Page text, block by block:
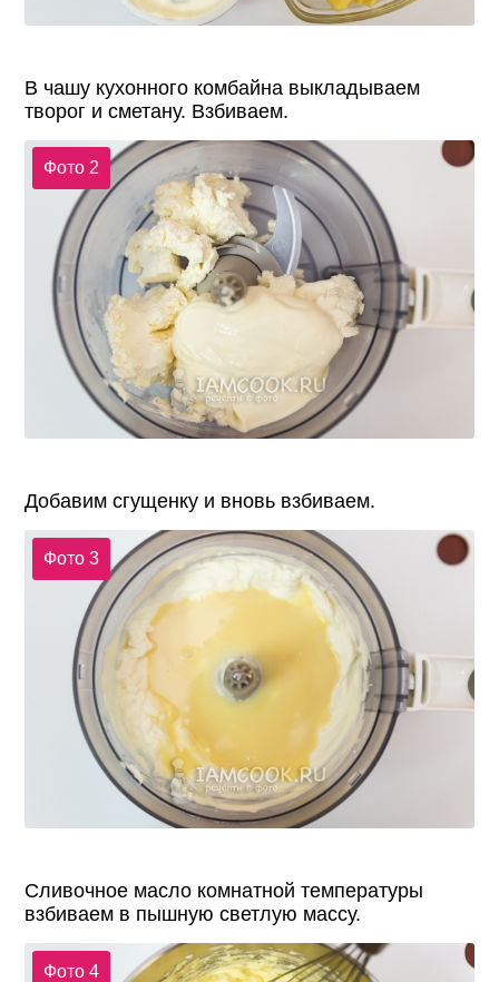
В чашу кухонного комбайна выкладываем
творог и сметану. Взбиваем.
Фото 2
Добавим сгущенку и вновь взбиваем.
Фото 3
Сливочное масло комнатной температуры
взбиваем в пышную светлую массу.
Фото 4